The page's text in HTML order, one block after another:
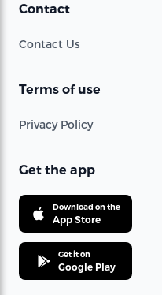
Contact
Contact Us
Terms of use
Privacy Policy
Get the app
Download on the
App Store
Get it on
Google Play